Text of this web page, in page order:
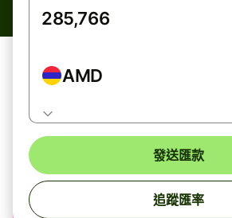
AMD
發送匯款
追蹤匯率